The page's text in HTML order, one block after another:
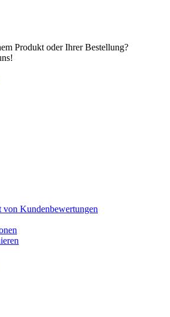
Produkt oder Ihrer Bestellung?
von Kundenbewertungen